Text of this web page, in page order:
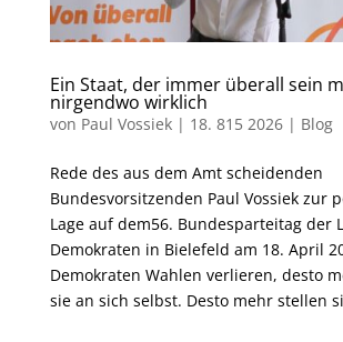
Ein Staat, der immer überall sein
nirgendwo wirklich
von Paul Vossiek| 18. 815 2026| Blog
Rede des aus dem Amt scheidenden
Bundesvorsitzenden Paul Vossiek zur
Lage auf dem56. Bundesparteitag der
Demokraten in Bielefeld am 18. April
Demokraten Wahlen verlieren, desto
sie an sich selbst. Desto mehr stellen